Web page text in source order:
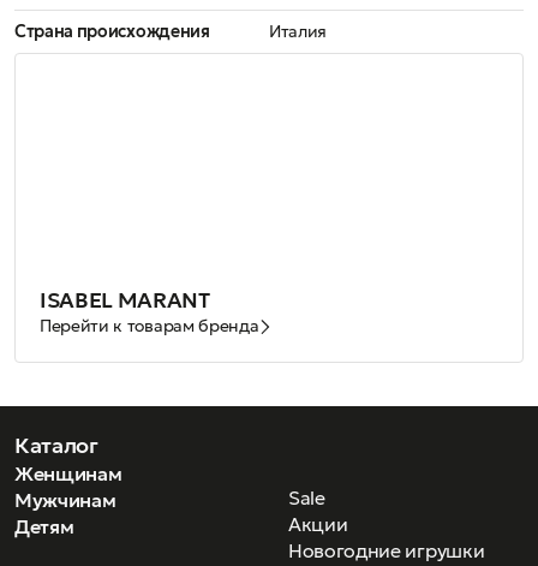
Страна происхождения
Италия
ISABEL MARANT
Перейти к товарам бренда
Каталог
Женщинам
Мужчинам
Детям
Sale
Акции
Новогодние игрушки